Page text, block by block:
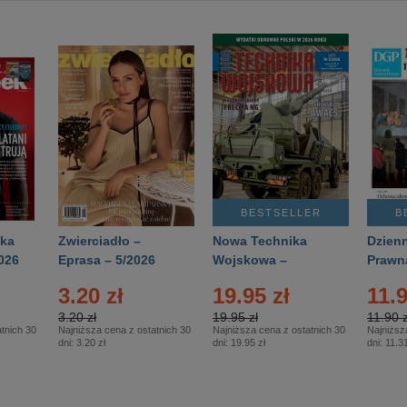
30
Zwierciadło –
Eprasa – 5/2026
3.20 zł
3.20 zł
Najniższa cena z ostatnich 30
dni: 3.20 zł
BESTSELLER
Nowa Technika
Wojskowa –
19.95 zł
19.95 zł
Najniższa cena z ostatnich 30
dni: 19.95 zł
11.90
dni: